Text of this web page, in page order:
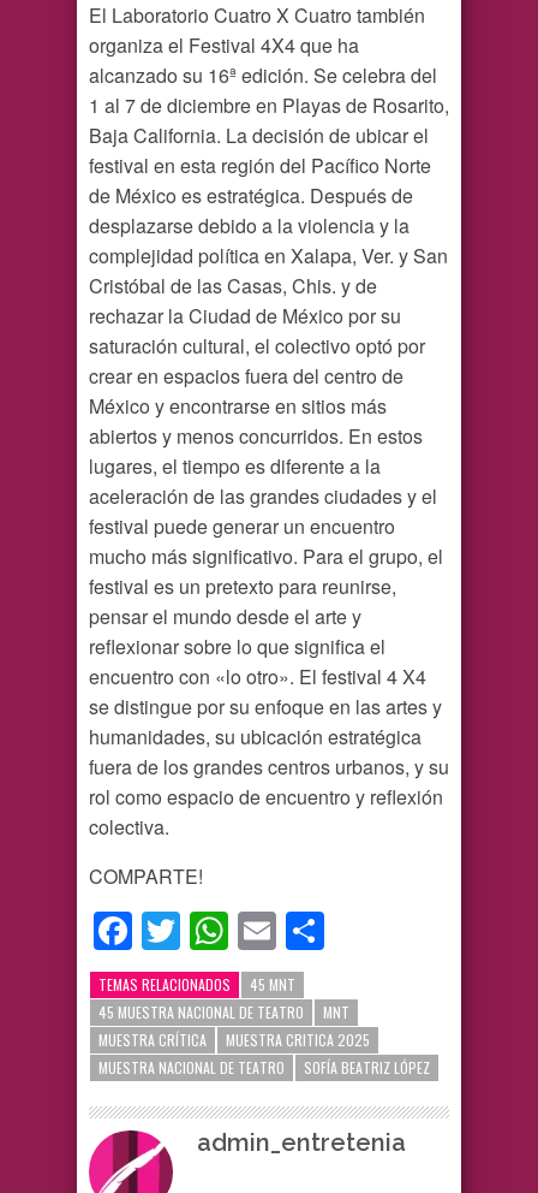
El Laboratorio Cuatro X Cuatro también
organiza el Festival 4X4 que ha
alcanzado su 16ª edición. Se celebra del
1 al 7 de diciembre en Playas de Rosarito,
Baja California. La decisión de ubicar el
festival en esta región del Pacífico Norte
de México es estratégica. Después de
desplazarse debido a la violencia y la
complejidad política en Xalapa, Ver. y San
Cristóbal de las Casas, Chis. y de
rechazar la Ciudad de México por su
saturación cultural, el colectivo optó por
crear en espacios fuera del centro de
México y encontrarse en sitios más
abiertos y menos concurridos. En estos
lugares, el tiempo es diferente a la
aceleración de las grandes ciudades y el
festival puede generar un encuentro
mucho más significativo. Para el grupo, el
festival es un pretexto para reunirse,
pensar el mundo desde el arte y
reflexionar sobre lo que significa el
encuentro con «lo otro». El festival 4 X4
se distingue por su enfoque en las artes y
humanidades, su ubicación estratégica
fuera de los grandes centros urbanos, y su
rol como espacio de encuentro y reflexión
colectiva.
COMPARTE!
Facebook
TwitterWhatsApp
Email
TEMAS RELACIONADOS
45 MNT
45 MUESTRA NACIONAL DE TEATRO
MNT
MUESTRA CRÍTICA
MUESTRA CRITICA 2025
MUESTRA NACIONAL DE TEATRO
SOFÍA BEATRIZ LÓPEZ
admin_entretenia